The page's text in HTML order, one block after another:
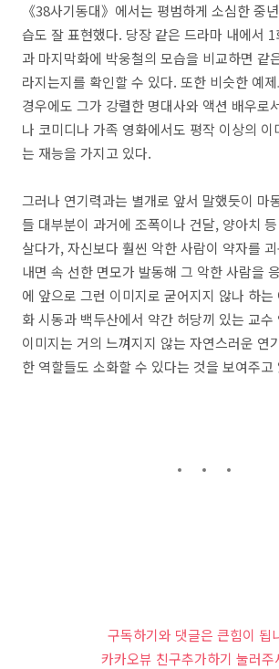
《38사기동대》에서는 평범하게 소심한 중
습도 잘 표현했다. 당장 같은 드라마 내에서
과 마지막화에 박웅철의 모습을 비교하면 같
라지는지를 확인할 수 있다. 또한 비슷한 예
경우에도 그가 강렬한 명대사와 액션 배우로
나 코미디나 가족 영화에서도 평작 이상의 이
는 재능을 가지고 있다.
그러나 연기력과는 별개로 앞서 말했듯이 마
들 대부분이 과거에 조폭이나 건달, 양아치
살다가, 자신보다 훨씬 악한 사람이 약자를
내면 속 선한 면모가 발동해 그 악한 사람을
에 앞으로 그런 이미지로 굳어지지 않나 하는
화 시동과 백두산에서 약간 허당끼 있는 교수
이미지는 거의 느껴지지 않는 자연스러운 연
한 역할들도 소화할 수 있다는 것을 보여주고
구독하기와 댓글은 큰힘이 됩
카카오뷰 친구추가하기 눌러주